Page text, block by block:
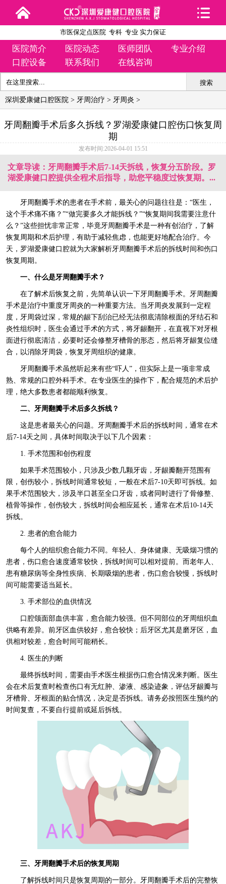
市医保定点医院 专科 专业 实力保证
医院简介 医院动态 医师团队
专业介绍
口腔设备
联系我们 在线咨询
搜索
深圳爱康健口腔医院 > 牙周治疗 > 牙周炎 >
牙周翻瓣手术后多久拆线？罗湖爱康健口腔伤口恢复周
期
发布时间:2026-04-01 15:51
文章导读：牙周翻瓣手术后7-14天拆线，恢复分五阶段。罗
湖爱康健口腔提供全程术后指导，助您平稳度过恢复期。...
牙周翻瓣手术的患者在手术前，最关心的问题往往是：“医生，
这个手术痛不痛？”“做完要多久才能拆线？”“恢复期间我需要注意什
么？”这些担忧非常正常，毕竟牙周翻瓣手术是一种有创治疗，了解
恢复周期和术后护理，有助于减轻焦虑，也能更好地配合治疗。今
天，罗湖爱康健口腔就为大家解析牙周翻瓣手术后的拆线时间和伤口
恢复周期。
一、什么是牙周翻瓣手术？
在了解术后恢复之前，先简单认识一下牙周翻瓣手术。牙周翻瓣
手术是治疗中重度牙周炎的一种重要方法。当牙周炎发展到一定程
度，牙周袋过深，常规的龈下刮治已经无法彻底清除根面的牙结石和
炎性组织时，医生会通过手术的方式，将牙龈翻开，在直视下对牙根
面进行彻底清洁，必要时还会修整牙槽骨的形态，然后将牙龈复位缝
合，以消除牙周袋，恢复牙周组织的健康。
牙周翻瓣手术虽然听起来有些“吓人”，但实际上是一项非常成
熟、常规的口腔外科手术。在专业医生的操作下，配合规范的术后护
理，绝大多数患者都能顺利恢复。
二、牙周翻瓣手术后多久拆线？
这是患者最关心的问题。牙周翻瓣手术后的拆线时间，通常在术
后7-14天之间，具体时间取决于以下几个因素：
1. 手术范围和创伤程度
如果手术范围较小，只涉及少数几颗牙齿，牙龈瓣翻开范围有
限，创伤较小，拆线时间通常较短，一般在术后7-10天即可拆线。如
果手术范围较大，涉及半口甚至全口牙齿，或者同时进行了骨修整、
植骨等操作，创伤较大，拆线时间会相应延长，通常在术后10-14天
拆线。
2. 患者的愈合能力
每个人的组织愈合能力不同。年轻人、身体健康、无吸烟习惯的
患者，伤口愈合速度通常较快，拆线时间可以相对提前。而老年人、
患有糖尿病等全身性疾病、长期吸烟的患者，伤口愈合较慢，拆线时
间可能需要适当延长。
3. 手术部位的血供情况
口腔颌面部血供丰富，愈合能力较强。但不同部位的牙周组织血
供略有差异。前牙区血供较好，愈合较快；后牙区尤其是磨牙区，血
供相对较差，愈合时间可能稍长。
4. 医生的判断
最终拆线时间，需要由手术医生根据伤口愈合情况来判断。医生
会在术后复查时检查伤口有无红肿、渗液、感染迹象，评估牙龈瓣与
牙槽骨、牙根面的贴合情况，决定是否拆线。请务必按照医生预约的
时间复查，不要自行提前或延后拆线。
三、牙周翻瓣手术后的恢复周期
了解拆线时间只是恢复周期的一部分。牙周翻瓣手术后的完整恢